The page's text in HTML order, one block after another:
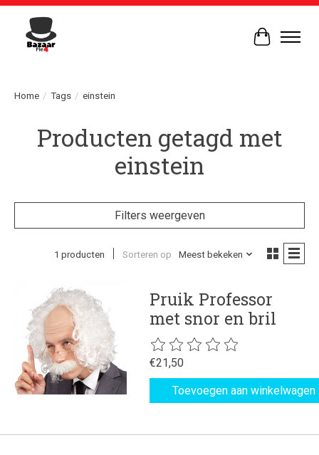
Home / Tags / einstein
Producten getagd met
einstein
Filters weergeven
1 producten Sorteren op Meest bekeken
Pruik Professor
met snor en bril
De beoordeling van dit product is
€21,50
Toevoegen aan winkelwagen